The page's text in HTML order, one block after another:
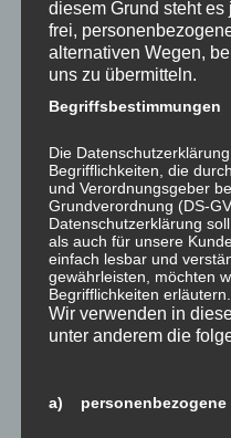
Teilen mit:
Gefällt mir:
Ähnliche Beiträge
Brancheninfos
diesem Grund steht
frei,
alternativen Wegen,
uns zu übermitteln.
Begriffsbestimmungen
Die
Begrifflichkeiten, die
und Verordnungsgeber
Grundverordnung (DS-
Datenschutzerklärung
als auch für unsere
einfach lesbar und
gewährleisten, möchten
Begrifflichkeiten erläutern.
Wir verwenden in
unter anderem die
a) personenbezogene